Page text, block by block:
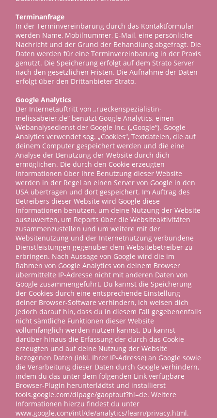
Terminanfrage
In der Terminvereinbarung durch das Kontaktformular
werden Name, Mobilnummer, E-Mail, eine persönliche
Nachricht und der Grund der Behandlung abgefragt. Die
Daten werden für eine Terminvereinbarung in der Praxis
genutzt. Die Speicherung erfolgt auf dem Strato Server
nach den gesetzlichen Fristen. Die Aufnahme der Daten
erfolgt über den Drittanbieter Strato.
Google Analytics
Der Internetauftritt von „rueckenspezialistin-
melissabeier.de“ benutzt Google Analytics, einen
Webanalysedienst der Google Inc. („Google“). Google
Analytics verwendet sog. „Cookies“, Textdateien, die auf
deinem Computer gespeichert werden und die eine
Analyse der Benutzung der Website durch dich
ermöglichen. Die durch den Cookie erzeugten
Informationen über Ihre Benutzung dieser Website
werden in der Regel an einen Server von Google in den
USA übertragen und dort gespeichert. Im Auftrag des
Betreibers dieser Website wird Google diese
Informationen benutzen, um deine Nutzung der Website
auszuwerten, um Reports über die Websiteaktivitäten
zusammenzustellen und um weitere mit der
Websitenutzung und der Internetnutzung verbundene
Dienstleistungen gegenüber dem Websitebetreiber zu
erbringen. Nach Aussage von Google wird die im
Rahmen von Google Analytics von deinem Browser
übermittelte IP-Adresse nicht mit anderen Daten von
Google zusammengeführt. Du kannst die Speicherung
der Cookies durch eine entsprechende Einstellung
deiner Browser-Software verhindern, ich weisen dich
jedoch darauf hin, dass du in diesem Fall gegebenenfalls
nicht sämtliche Funktionen dieser Website
vollumfänglich werden nutzen kannst. Du kannst
darüber hinaus die Erfassung der durch das Cookie
erzeugten und auf deine Nutzung der Website
bezogenen Daten (inkl. Ihrer IP-Adresse) an Google sowie
die Verarbeitung dieser Daten durch Google verhindern,
indem du das unter dem folgenden Link verfügbare
Browser-Plugin herunterlädtst und installierst
tools.google.com/dlpage/gaoptout?hl=de. Weitere
Informationen hierzu findest du unter
www.google.com/intl/de/analytics/learn/privacy.html.